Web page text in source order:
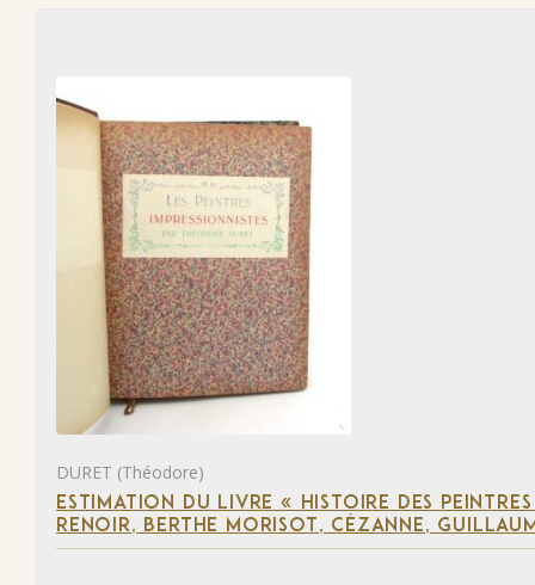
DURET (Théodore)
ESTIMATION DU LIVRE « HISTOIRE DES
RENOIR, BERTHE MORISOT, CÉZANNE,